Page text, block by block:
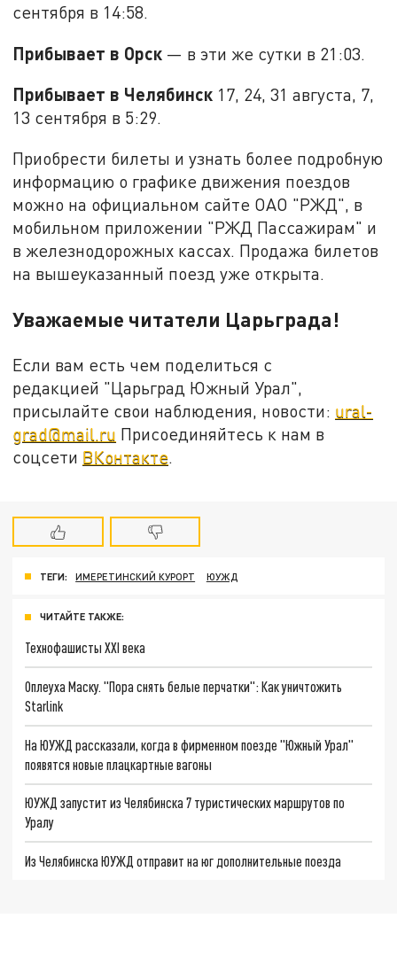
сентября в 14:58.
Прибывает в Орск — в эти же сутки в 21:03.
Прибывает в Челябинск 17, 24, 31 августа, 7,
13 сентября в 5:29.
Приобрести билеты и узнать более подробную
информацию о графике движения поездов
можно на официальном сайте ОАО "РЖД", в
мобильном приложении "РЖД Пассажирам" и
в железнодорожных кассах. Продажа билетов
на вышеуказанный поезд уже открыта.
Уважаемые читатели Царьграда!
Если вам есть чем поделиться с
редакцией "Царьград Южный Урал",
присылайте свои наблюдения, новости: ural-
grad@mail.ru Присоединяйтесь к нам в
соцсети ВКонтакте.
ТЕГИ: ИМЕРЕТИНСКИЙ КУРОРТ ЮУЖД
ЧИТАЙТЕ ТАКЖЕ:
Технофашисты XXI века
Оплеуха Маску. "Пора снять белые перчатки": Как уничтожить
Starlink
На ЮУЖД рассказали, когда в фирменном поезде "Южный Урал"
появятся новые плацкартные вагоны
ЮУЖД запустит из Челябинска 7 туристических маршрутов по
Уралу
Из Челябинска ЮУЖД отправит на юг дополнительные поезда